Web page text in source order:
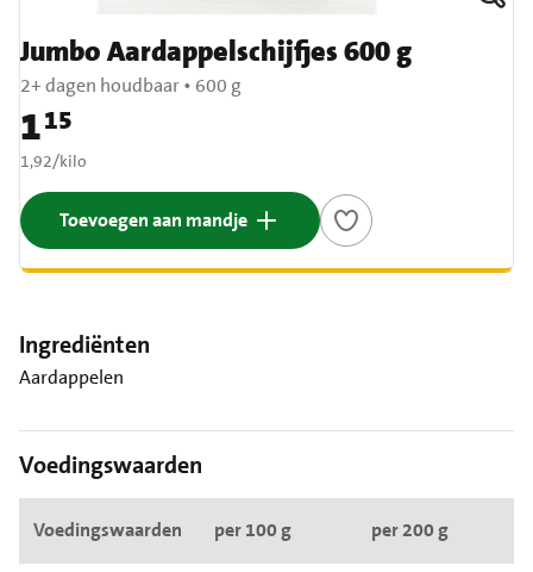
Jumbo Aardappelschijfjes 600 g
2+ dagen houdbaar• 600 g
Prijs: € 1,15
115
€ 1,92 per kilo
1,92/kilo
Toevoegen aan mandje
Ingrediënten
Aardappelen
Voedingswaarden
Voedingswaarden per 100 g per 200 g